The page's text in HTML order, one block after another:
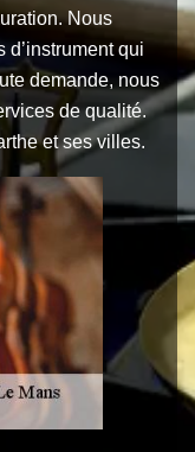
Nous
qui
demande, nous
de qualité.
et ses villes.